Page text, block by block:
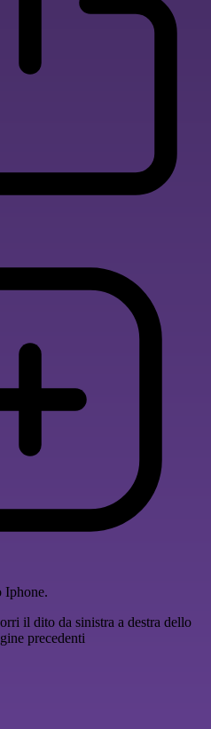
Iphone.
il dito da sinistra a destra dello
precedenti